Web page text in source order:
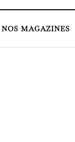
NOS MAGAZINES